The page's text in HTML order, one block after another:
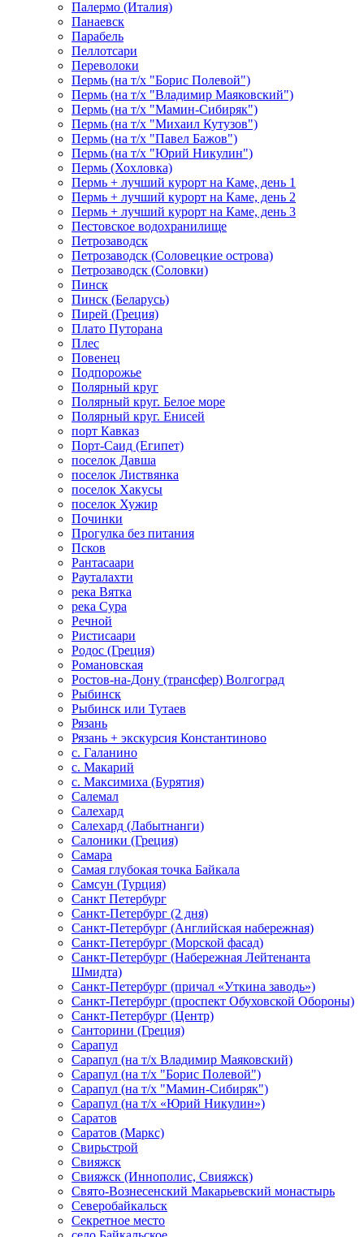
Палермо (Италия)
Панаевск
Парабель
Пеллотсари
Переволоки
Пермь (на т/х "Борис Полевой")
Пермь (на т/х "Владимир Маяковский")
Пермь (на т/х "Мамин-Сибиряк")
Пермь (на т/х "Михаил Кутузов")
Пермь (на т/х "Павел Бажов")
Пермь (на т/х "Юрий Никулин")
Пермь (Хохловка)
Пермь + лучший курорт на Каме, день 1
Пермь + лучший курорт на Каме, день 2
Пермь + лучший курорт на Каме, день 3
Пестовское водохранилище
Петрозаводск
Петрозаводск (Соловецкие острова)
Петрозаводск (Соловки)
Пинск
Пинск (Беларусь)
Пирей (Греция)
Плато Путорана
Плес
Повенец
Подпорожье
Полярный круг
Полярный круг. Белое море
Полярный круг. Енисей
порт Кавказ
Порт-Саид (Египет)
поселок Давша
поселок Листвянка
поселок Хакусы
поселок Хужир
Починки
Прогулка без питания
Псков
Рантасаари
Рауталахти
река Вятка
река Сура
Речной
Ристисаари
Родос (Греция)
Романовская
Ростов-на-Дону (трансфер) Волгоград
Рыбинск
Рыбинск или Тутаев
Рязань
Рязань + экскурсия Константиново
с. Галанино
с. Макарий
с. Максимиха (Бурятия)
Салемал
Салехард
Салехард (Лабытнанги)
Салоники (Греция)
Самара
Самая глубокая точка Байкала
Самсун (Турция)
Санкт Петербург
Санкт-Петербург (2 дня)
Санкт-Петербург (Английская набережная)
Санкт-Петербург (Морской фасад)
Санкт-Петербург (Набережная Лейтенанта
Шмидта)
Санкт-Петербург (причал «Уткина заводь»)
Санкт-Петербург (проспект Обуховской Обороны)
Санкт-Петербург (Центр)
Санторини (Греция)
Сарапул
Сарапул (на т/х Владимир Маяковский)
Сарапул (на т/х "Борис Полевой")
Сарапул (на т/х "Мамин-Сибиряк")
Сарапул (на т/х «Юрий Никулин»)
Саратов
Саратов (Маркс)
Свирьстрой
Свияжск
Свияжск (Иннополис, Свияжск)
Свято-Вознесенский Макарьевский монастырь
Северобайкальск
Секретное место